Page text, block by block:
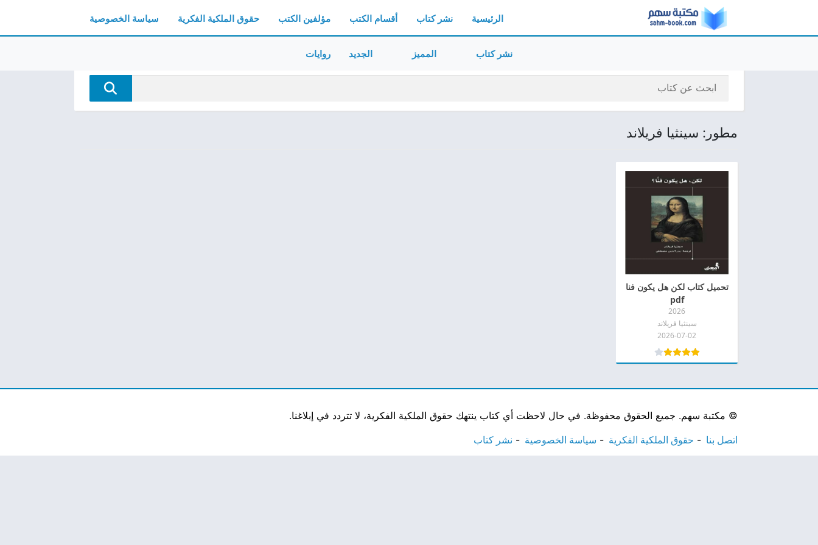
الرئيسية نشر كتاب أقسام الكتب مؤلفين الكتب حقوق الملكية الفكرية سياسة الخصوصية
نشر كتاب المميز الجديد روايات
مطور: سينثيا فريلاند
تحميل كتاب لكن هل يكون فنا
pdf
2026
سينثيا فريلاند
2026-07-02
© مكتبة سهم. جميع الحقوق محفوظة. في حال لاحظت أي كتاب ينتهك حقوق الملكية الفكرية، لا تتردد في إبلاغنا.
اتصل بنا حقوق الملكية الفكرية سياسة الخصوصية نشر كتاب